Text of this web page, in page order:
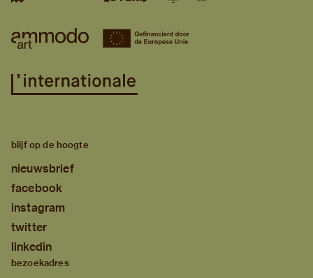
blijf op de hoogte
nieuwsbrief
facebook
instagram
twitter
linkedin
bezoekadres